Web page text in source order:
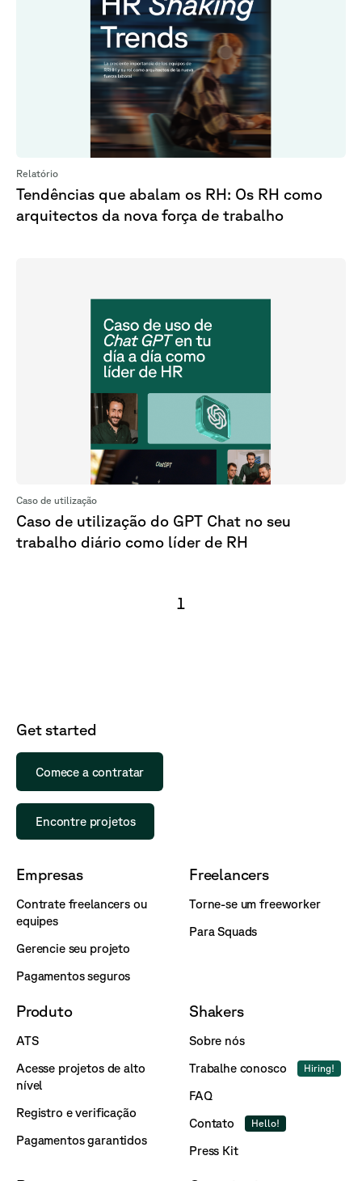
Relatório
Tendências que abalam os RH: Os RH como
arquitectos da nova força de trabalho
Caso de utilização
Caso de utilização do GPT Chat no seu
trabalho diário como líder de RH
1
Get started
Comece a contratar
Encontre projetos
Empresas
Contrate freelancers ou
equipes
Gerencie seu projeto
Pagamentos seguros
Freelancers
Torne-se um freeworker
Para Squads
Produto
ATS
Acesse projetos de alto
nível
Registro e verificação
Pagamentos garantidos
Shakers
Sobre nós
Trabalhe conosco
Hiring!
FAQ
Contato
Hello!
Press Kit